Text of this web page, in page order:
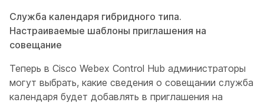
Служба календаря гибридного типа.
Настраиваемые шаблоны приглашения на
совещание
Теперь в Cisco Webex Control Hub администраторы
могут выбрать, какие сведения о совещании служба
календаря будет добавлять в приглашения на